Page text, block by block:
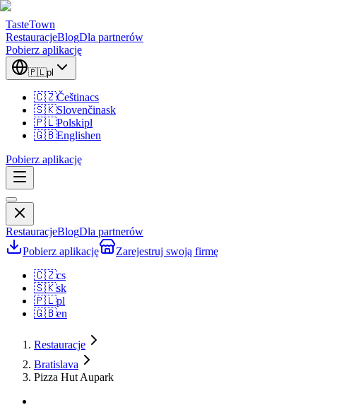
TasteTown
RestauracjeBlogDla partnerów
Pobierz aplikację
🇵🇱pl
🇨🇿Češtinacs
🇸🇰Slovenčinask
🇵🇱Polskipl
🇬🇧Englishen
Pobierz aplikację
RestauracjeBlogDla partnerów
Pobierz aplikację
Zarejestruj swoją firmę
🇨🇿cs
🇸🇰sk
🇵🇱pl
🇬🇧en
Restauracje
Bratislava
Pizza Hut Aupark